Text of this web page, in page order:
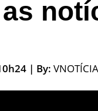
| By:VNOTÍCIA